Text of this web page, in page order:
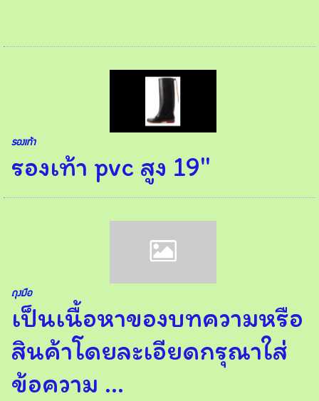
รองเท้า
รองเท้า pvc สูง 19"
ถุงมือ
เป็นเนื้อหาของบทความหรือ
สินค้าโดยละเอียดกรุณาใส่
ข้อความ …